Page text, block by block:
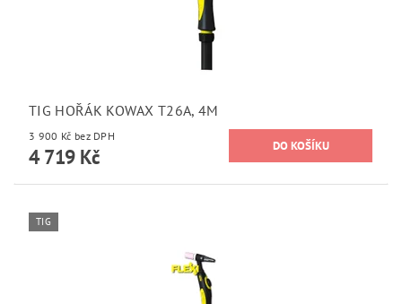
TIG HOŘÁK KOWAX T26A, 4M
3 900 Kč bez DPH
4 719 Kč
TIG